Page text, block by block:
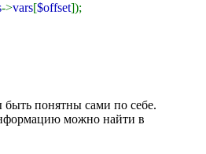
->vars[$offset]);
понятны сами по себе.
можно найти в